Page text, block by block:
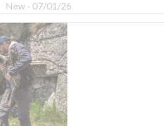
New - 07/01/26